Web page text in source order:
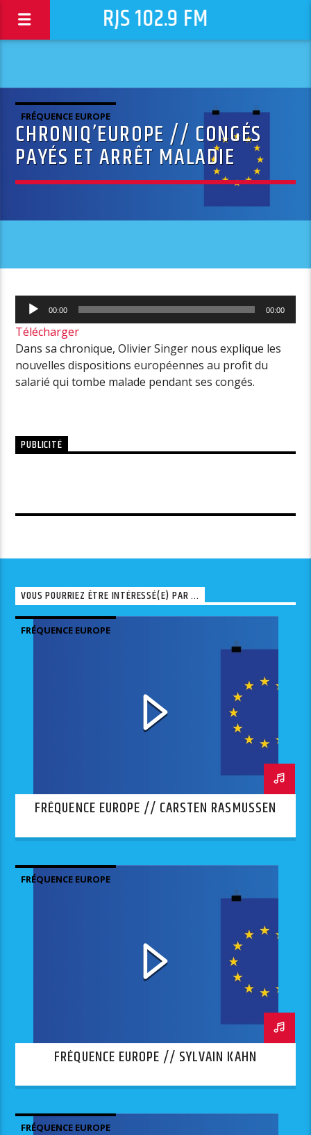
RJS 102.9 FM
FRÉQUENCE EUROPE
CHRONIQ’EUROPE // CONGÉS
PAYÉS ET ARRÊT MALADIE
Lecteur
audio
00:00 00:00
Télécharger
Dans sa chronique, Olivier Singer nous explique les
nouvelles dispositions européennes au profit du
salarié qui tombe malade pendant ses congés.
PUBLICITÉ
VOUS POURRIEZ ÊTRE INTÉRESSÉ(E) PAR ...
FRÉQUENCE EUROPE
FRÉQUENCE EUROPE // CARSTEN RASMUSSEN
FRÉQUENCE EUROPE
FRÉQUENCE EUROPE // SYLVAIN KAHN
FRÉQUENCE EUROPE